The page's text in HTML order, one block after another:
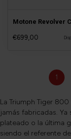
Motone Revolver
€699,00
1
La Triumph Tiger
jamás fabricadas.
plateado o la última
siendo el referente